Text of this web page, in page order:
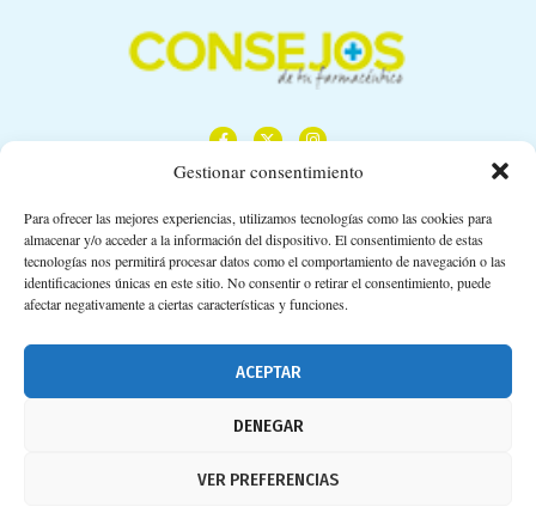
Gestionar consentimiento
Para ofrecer las mejores experiencias, utilizamos tecnologías como las cookies para
almacenar y/o acceder a la información del dispositivo. El consentimiento de estas
tecnologías nos permitirá procesar datos como el comportamiento de navegación o las
identificaciones únicas en este sitio. No consentir o retirar el consentimiento, puede
afectar negativamente a ciertas características y funciones.
ACEPTAR
DENEGAR
VER PREFERENCIAS
Calle Camino de los Descubrimientos, 11,
Planta 3ª 41092 – Sevilla
674 02 62 03
Aviso legal
Protección de datos personales